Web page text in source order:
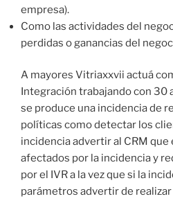
empresa).
Como las actividades del
perdidas o ganancias del
A mayores Vitriaxxvii actuá
Integración trabajando con 30
se produce una incidencia de
políticas como detectar los
incidencia advertir al CRM
afectados por la incidencia y
por el IVR a la vez que si la
parámetros advertir de